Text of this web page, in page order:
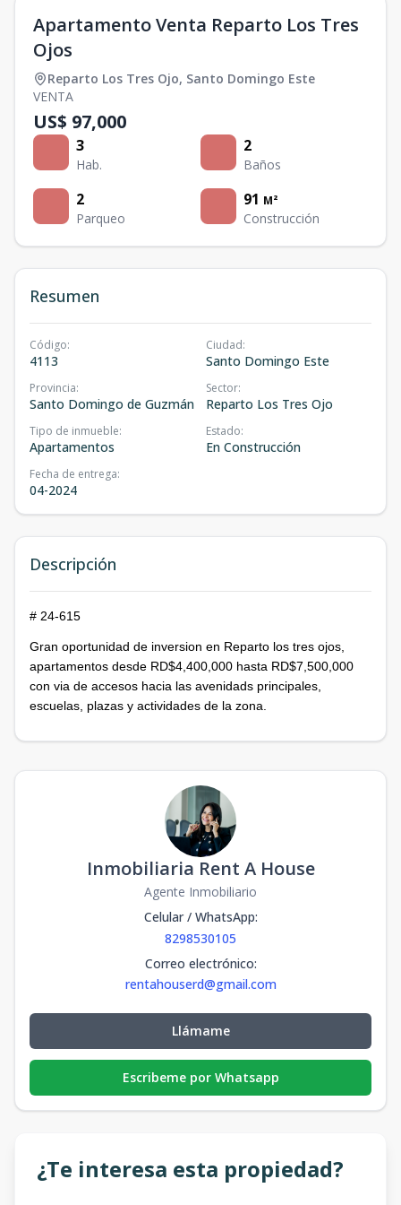
Apartamento Venta Reparto Los Tres
Ojos
Reparto Los Tres Ojo, Santo Domingo Este
VENTA
US$ 97,000
3
Hab.
2
Baños
2
Parqueo
91 M²
Construcción
Resumen
Código:
4113
Ciudad:
Santo Domingo Este
Provincia:
Santo Domingo de Guzmán
Sector:
Reparto Los Tres Ojo
Tipo de inmueble:
Apartamentos
Estado:
En Construcción
Fecha de entrega:
04-2024
Descripción
# 24-615
Gran oportunidad de inversion en Reparto los tres ojos,
apartamentos desde RD$4,400,000 hasta RD$7,500,000
con via de accesos hacia las avenidads principales,
escuelas, plazas y actividades de la zona.
Inmobiliaria Rent A House
Agente Inmobiliario
Celular / WhatsApp:
8298530105
Correo electrónico:
rentahouserd@gmail.com
Llámame
Escribeme por Whatsapp
¿Te interesa esta propiedad?